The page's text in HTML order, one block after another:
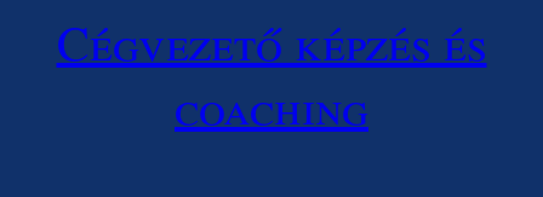
Cégvezető képzés és
coaching